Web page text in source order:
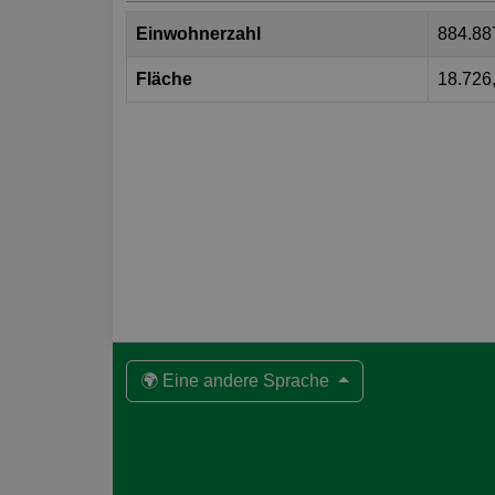
Einwohnerzahl
Fläche
🌍 Eine andere Sprache